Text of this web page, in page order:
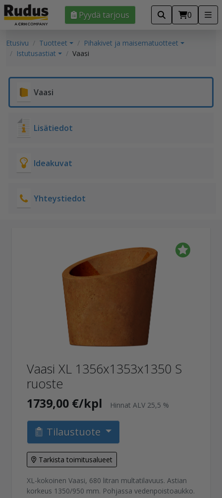
Pyydä tarjous 0
Etusivu Tuotteet
Pihakivet ja maisematuotteet
Istutusastiat
Vaasi
Vaasi
Lisätiedot
Ideakuvat
Yhteystiedot
Vaasi XL 1356x1353x1350 S
ruoste
1739,00 €/kpl Hinnat ALV 25,5 %
Tilaustuote
Tarkista toimitusalueet
XL-kokoinen Vaasi, 680 litran multatilavuus. Astian
korkeus 1350/950 mm. Pohjassa vedenpoistoaukko.